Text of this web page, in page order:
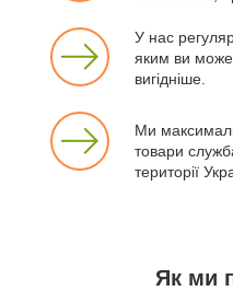
У нас
яким ви
вигідніше.
Ми
товари
території
Як ми